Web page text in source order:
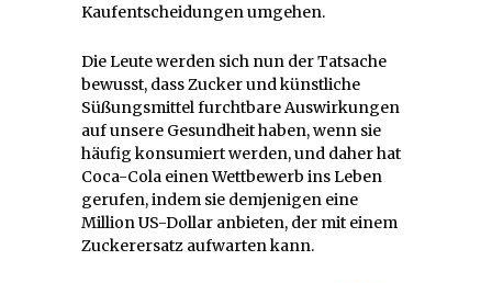
Kaufentscheidungen umgehen.
Die Leute werden sich nun der Tatsache
bewusst, dass Zucker und künstliche
Süßungsmittel furchtbare Auswirkungen
auf unsere Gesundheit haben, wenn sie
häufig konsumiert werden, und daher hat
Coca-Cola einen Wettbewerb ins Leben
gerufen, indem sie demjenigen eine
Million US-Dollar anbieten, der mit einem
Zuckerersatz aufwarten kann.